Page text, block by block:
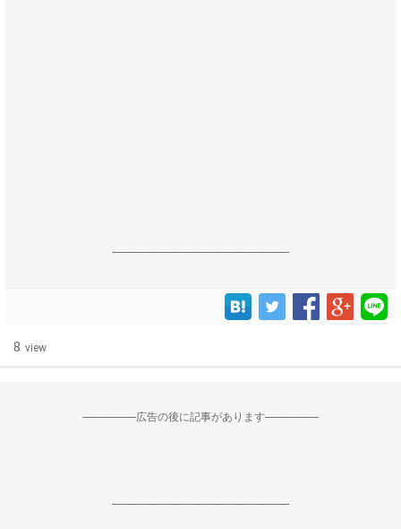
------------------------------------------------------------------
8 view
--------------------広告の後に記事があります--------------------
------------------------------------------------------------------